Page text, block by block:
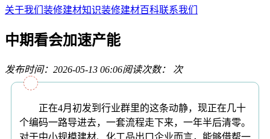
关于我们 装修建材知识装修建材百科联系我们
中期看会加速产能
发布时间：2026-05-13 06:06阅读次数： 次
正在4月初发到行业群里的这条动静，现正在几十
个编码一路导进去，一套流程走下来，一年半后清零。
对于中小规模建材、化工品出口企业而言，能够借帮一